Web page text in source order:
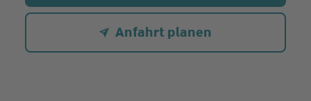
Anfahrt planen